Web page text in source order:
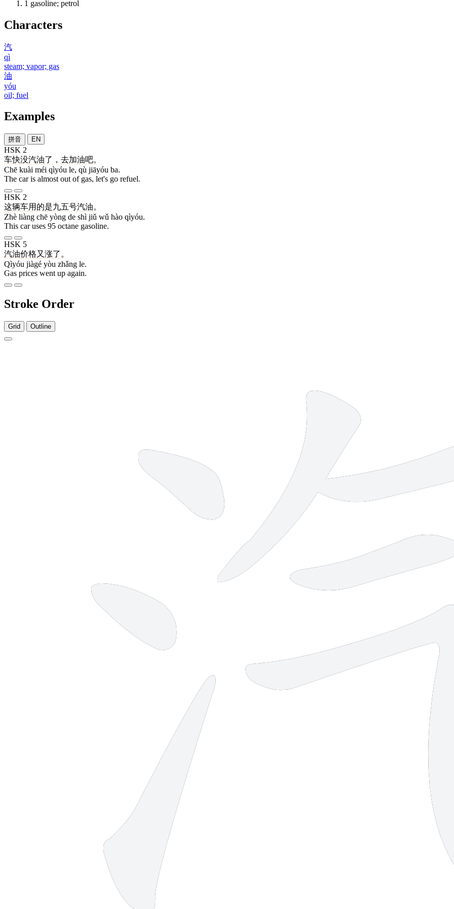
1 gasoline; petrol
Characters
汽
qì
steam; vapor; gas
油
yóu
oil; fuel
Examples
拼音 EN
HSK 2
车快没汽油了 ， 去加油吧。
Chē kuài méi qìyóu le, qù jiāyóu ba.
The car is almost out of gas, let's go refuel.
HSK 2
这辆车用 的是九五号汽油。
Zhè liàng chē yòng de shì jiǔ wǔ hào qìyóu.
This car uses 95 octane gasoline.
HSK 5
汽油价格又 涨了 。
Qìyóu jiàgé yòu zhǎng le.
Gas prices went up again.
Stroke Order
Grid Outline